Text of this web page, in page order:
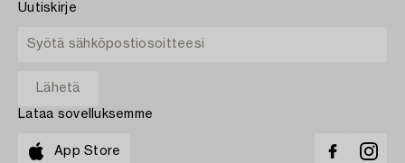
Uutiskirje
Lataa sovelluksemme
App Store